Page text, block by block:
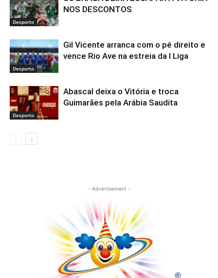
Desporto
NOS DESCONTOS
Desporto
Gil Vicente arranca com o pé direito e
vence Rio Ave na estreia da I Liga
Desporto
Abascal deixa o Vitória e troca
Guimarães pela Arábia Saudita
- Advertisement -